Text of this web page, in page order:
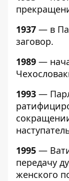
1937 — в
заговор.
1989 —
1993 —
1995 —
передачу
женского